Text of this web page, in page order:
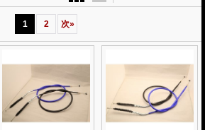
1 2 次»